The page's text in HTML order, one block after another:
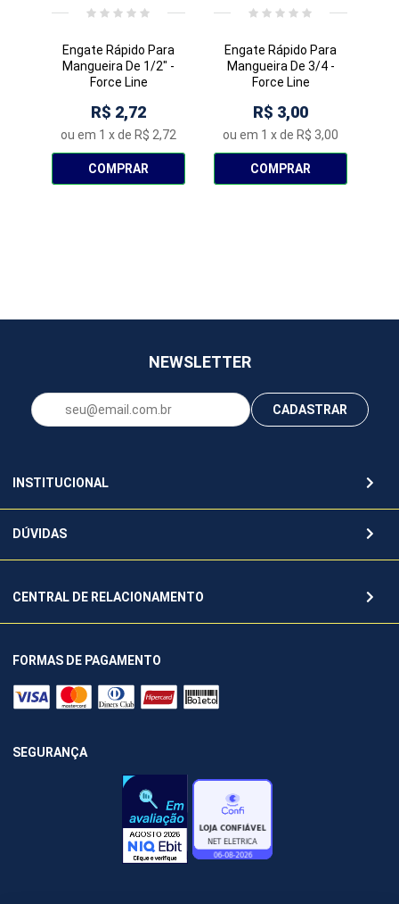
Engate Rápido Para
Mangueira De 1/2" -
Force Line
R$ 2,72
ou em 1 x de R$ 2,72
COMPRAR
Engate Rápido Para
Mangueira De 3/4 -
Force Line
R$ 3,00
ou em 1 x de R$ 3,00
COMPRAR
NEWSLETTER
CADASTRAR
INSTITUCIONAL
DÚVIDAS
CENTRAL DE RELACIONAMENTO
FORMAS DE PAGAMENTO
SEGURANÇA